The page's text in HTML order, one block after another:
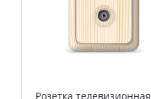
Розетка телевизионная